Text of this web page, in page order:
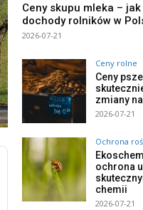
Ceny skupu mleka – jak
dochody rolników w
2026-07-21
Ceny rolne
Ceny
zmiany
2026-07-21
Ochrona
ochrona
chemii
2026-07-21